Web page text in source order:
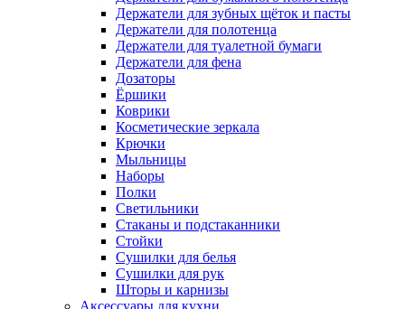
Держатели для зубных щёток и пасты
Держатели для полотенца
Держатели для туалетной бумаги
Держатели для фена
Дозаторы
Ёршики
Коврики
Косметические зеркала
Крючки
Мыльницы
Наборы
Полки
Светильники
Стаканы и подстаканники
Стойки
Сушилки для белья
Сушилки для рук
Шторы и карнизы
Аксессуары для кухни